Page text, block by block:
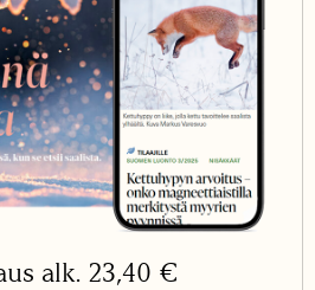
alk. 23,40 €